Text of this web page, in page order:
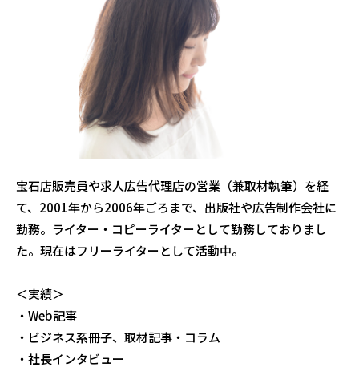
宝石店販売員や求人広告代理店の営業（兼取材執筆）を経
て、2001年から2006年ごろまで、出版社や広告制作会社に
勤務。ライター・コピーライターとして勤務しておりまし
た。現在はフリーライターとして活動中。
＜実績＞
・Web記事
・ビジネス系冊子、取材記事・コラム
・社長インタビュー